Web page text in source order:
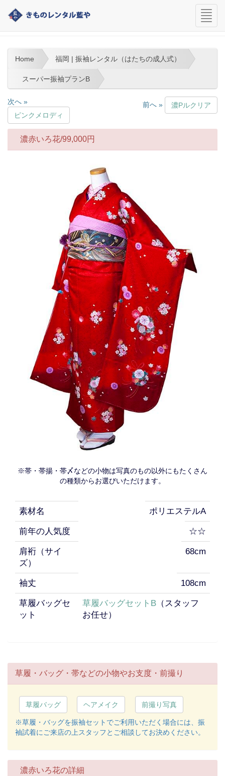
navi
福岡 | 振袖レンタル（はたちの成人式）
Home 福岡 | 振袖レンタル（はたちの成人式）
スーパー振袖プランB
次へ »
ピンクメロディ
前へ » 濃Pルクリア
濃赤いろ花/99,000円
※帯・帯揚・帯〆などの小物は写真のもの以外にもたくさん
の種類からお選びいただけます。
素材名 ポリエステルA
前年の人気度 ☆☆
肩裄（サイ
ズ）
68cm
袖丈 108cm
草履バッグセ
ット
草履バッグセットB （スタッフ
お任せ）
草履・バッグ・帯などの小物やお支度・前撮り
草履バッグ ヘアメイク 前撮り写真
※草履・バッグを振袖セットでご利用いただく場合には、振
袖試着にご来店の上スタッフとご相談してお決めください。
濃赤いろ花の詳細